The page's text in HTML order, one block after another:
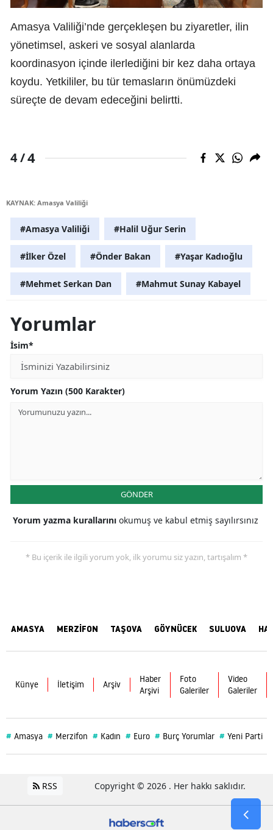
Amasya Valiliği’nde gerçekleşen bu ziyaretler, ilin
yönetimsel, askeri ve sosyal alanlarda
koordinasyon içinde ilerlediğini bir kez daha ortaya
koydu. Yetkililer, bu tür temasların önümüzdeki
süreçte de devam edeceğini belirtti.
4 /4
KAYNAK: Amasya Valiliği
#Amasya Valiliği #Halil Uğur Serin
#İlker Özel #Önder Bakan #Yaşar Kadıoğlu
#Mehmet Serkan Dan #Mahmut Sunay Kabayel
Yorumlar
İsim*
Yorum Yazın (500 Karakter)
GÖNDER
Yorum yazma kurallarını okumuş ve kabul etmiş sayılırsınız
* Bu içerik ile ilgili yorum yok, ilk yorumu siz yazın, tartışalım *
AMASYA MERZİFON TAŞOVA GÖYNÜCEK SULUOVA
Künye İletişim Arşiv
Haber
Arşivi
Foto
Galeriler
Video
Galeriler
# Amasya # Merzifon # Kadın # Euro # Burç Yorumlar # Yeni Parti
RSS Copyright © 2026 . Her hakkı saklıdır.